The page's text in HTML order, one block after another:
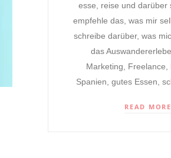
esse, reise und darüber
empfehle das, was mir
schreibe darüber, was
das
Marketing, Freelance,
Spanien, gutes Essen,
READ MORE